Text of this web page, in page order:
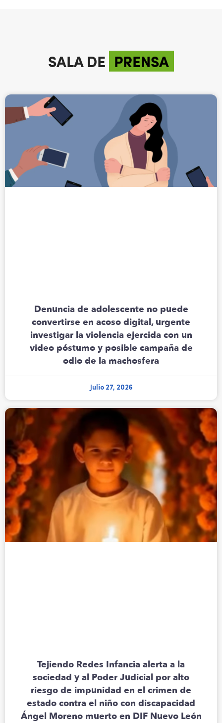
SALA DE PRENSA
Denuncia de adolescente no puede
convertirse en acoso digital, urgente
investigar la violencia ejercida con un
video póstumo y posible campaña de
odio de la machosfera
Julio 27, 2026
Tejiendo Redes Infancia alerta a la
sociedad y al Poder Judicial por alto
riesgo de impunidad en el crimen de
estado contra el niño con discapacidad
Ángel Moreno muerto en DIF Nuevo León